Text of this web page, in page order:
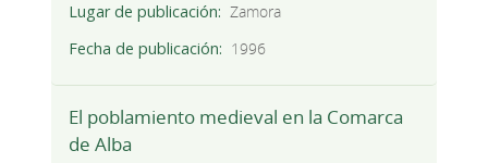
Lugar de publicación
Zamora
Fecha de publicación
1996
El poblamiento medieval en la Comarca
de Alba